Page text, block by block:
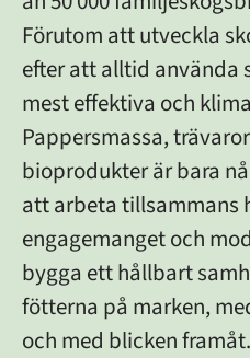
Förutom att utveckla
efter att alltid använda
mest effektiva och
Pappersmassa,
bioprodukter är bara
att arbeta tillsammans
engagemanget och
bygga ett hållbart
fötterna på marken,
och med blicken framåt.